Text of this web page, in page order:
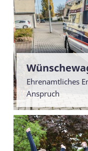
Ehrenamtliches
Anspruch